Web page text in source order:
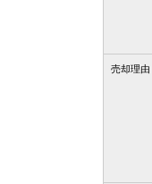
売却理由